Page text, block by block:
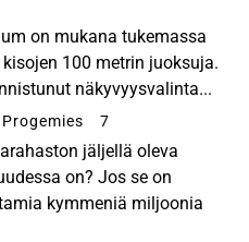
on mukana tukemassa
100 metrin juoksuja.
näkyvyysvalinta...
7
jäljellä oleva
on? Jos se on
kymmeniä miljoonia